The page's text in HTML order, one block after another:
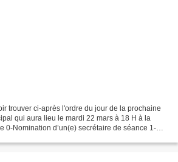
trouver ci-après l'ordre du jour de la prochaine
qui aura lieu le mardi 22 mars à 18 H à la
0-Nomination d’un(e) secrétaire de séance 1-